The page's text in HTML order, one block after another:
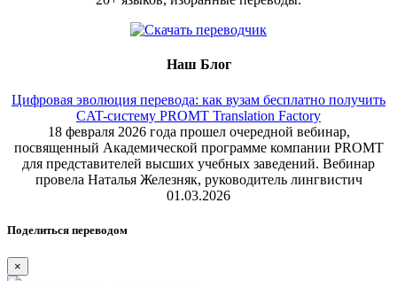
Наш Блог
Цифровая эволюция перевода: как вузам бесплатно получить
CAT-систему PROMT Translation Factory
18 февраля 2026 года прошел очередной вебинар,
посвященный Академической программе компании PROMT
для представителей высших учебных заведений. Вебинар
провела Наталья Железняк, руководитель лингвистич
01.03.2026
Поделиться переводом
×